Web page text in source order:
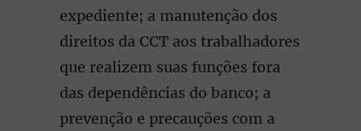
expediente; a manutenção dos
direitos da CCT aos trabalhadores
que realizem suas funções fora
das dependências do banco; a
prevenção e precauções com a